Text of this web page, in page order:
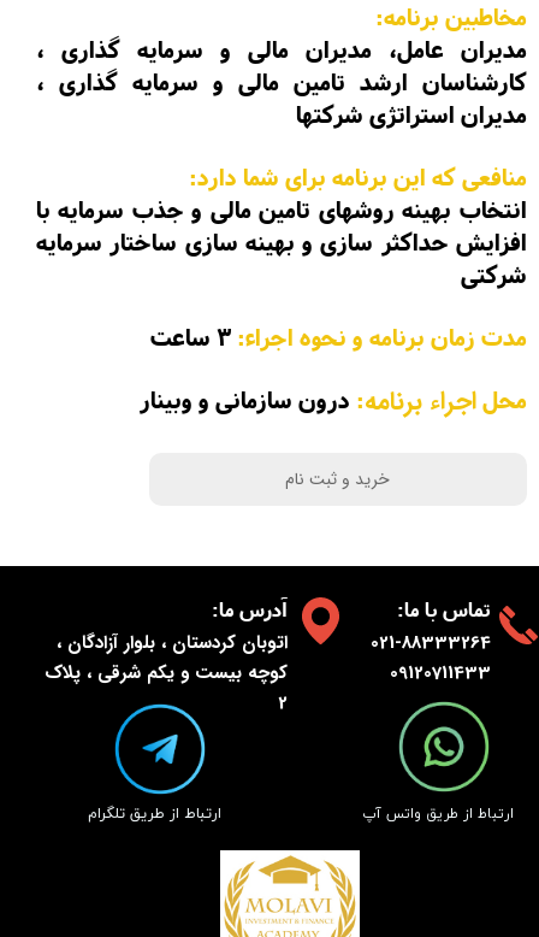
مخاطبین برنامه:
مدیران عامل، مدیران مالی و سرمایه گذاری ،
کارشناسان ارشد تامین مالی و سرمایه گذاری ،
مدیران استراتژی شرکتها
منافعی که این برنامه برای شما دارد:
انتخاب بهینه روشهای تامین مالی و جذب سرمایه با
افزایش حداکثر سازی و بهینه سازی ساختار سرمایه
شرکتی
مدت زمان برنامه و نحوه اجراء:
محلاجراء برنامه: درون سازمانی و وبینار
خرید و ثبت نام
:تماس با ما
021-88333264
09120711433
:آدرس ما
اتوبان کردستان ، بلوار آزادگان ،
کوچه بیست و یکم شرقی ، پلاک
2
​ارتباط از طریق تلگرام ​ارتباط از طریق واتس آپ